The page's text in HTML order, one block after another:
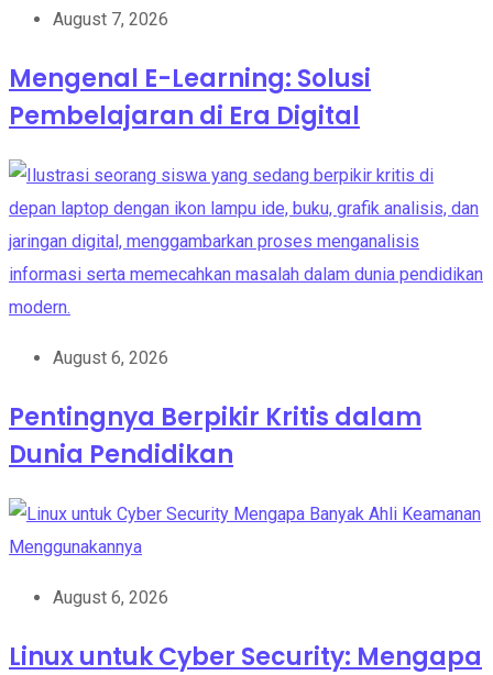
August 7, 2026
Mengenal E-Learning: Solusi
Pembelajaran di Era Digital
August 6, 2026
Pentingnya Berpikir Kritis dalam
Dunia Pendidikan
August 6, 2026
Linux untuk Cyber Security: Mengapa